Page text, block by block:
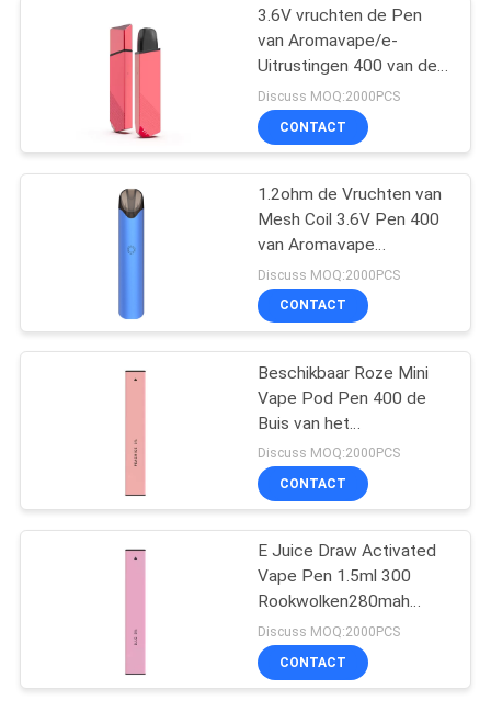
3.6V vruchten de Pen
van Aromavape/e-
Uitrustingen 400 van de
Sigaretaanzet
Rookwolken1.2ohm Rol
Discuss MOQ:2000PCS
CONTACT
1.2ohm de Vruchten van
Mesh Coil 3.6V Pen 400
van Aromavape
Rookwolken
Discuss MOQ:2000PCS
CONTACT
Beschikbaar Roze Mini
Vape Pod Pen 400 de
Buis van het
Rookwolken1.2ml
Aluminium
Discuss MOQ:2000PCS
CONTACT
E Juice Draw Activated
Vape Pen 1.5ml 300
Rookwolken280mah
Batterij
Discuss MOQ:2000PCS
CONTACT